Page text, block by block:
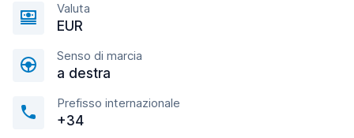
Valuta
EUR
Senso di marcia
a destra
Prefisso internazionale
+34